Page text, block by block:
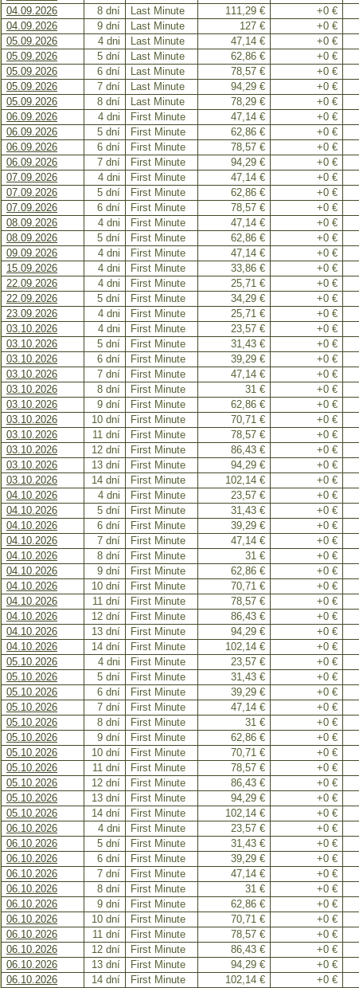
04.09.2026
8 dní Last Minute 111,29 €
+0 €
04.09.2026
9 dní Last Minute 127 €
+0 €
05.09.2026
4 dni Last Minute 47,14 €
+0 €
05.09.2026
5 dní Last Minute 62,86 €
+0 €
05.09.2026
6 dní Last Minute 78,57 €
+0 €
05.09.2026
7 dní Last Minute 94,29 €
+0 €
05.09.2026
8 dní Last Minute 78,29 €
+0 €
06.09.2026
4 dni First Minute 47,14 €
+0 €
06.09.2026
5 dní First Minute 62,86 €
+0 €
06.09.2026
6 dní First Minute 78,57 €
+0 €
06.09.2026
7 dní First Minute 94,29 €
+0 €
07.09.2026
4 dni First Minute 47,14 €
+0 €
07.09.2026
5 dní First Minute 62,86 €
+0 €
07.09.2026
6 dní First Minute 78,57 €
+0 €
08.09.2026
4 dni First Minute 47,14 €
+0 €
08.09.2026
5 dní First Minute 62,86 €
+0 €
09.09.2026
4 dni First Minute 47,14 €
+0 €
15.09.2026
4 dni First Minute 33,86 €
+0 €
22.09.2026
4 dni First Minute 25,71 €
+0 €
22.09.2026
5 dní First Minute 34,29 €
+0 €
23.09.2026
4 dni First Minute 25,71 €
+0 €
03.10.2026
4 dni First Minute 23,57 €
+0 €
03.10.2026
5 dní First Minute 31,43 €
+0 €
03.10.2026
6 dní First Minute 39,29 €
+0 €
03.10.2026
7 dní First Minute 47,14 €
+0 €
03.10.2026
8 dní First Minute 31 €
+0 €
03.10.2026
9 dní First Minute 62,86 €
+0 €
03.10.2026
10 dní First Minute 70,71 €
+0 €
03.10.2026
11 dní First Minute 78,57 €
+0 €
03.10.2026
12 dní First Minute 86,43 €
+0 €
03.10.2026
13 dní First Minute 94,29 €
+0 €
03.10.2026
14 dní First Minute 102,14 €
+0 €
04.10.2026
4 dni First Minute 23,57 €
+0 €
04.10.2026
5 dní First Minute 31,43 €
+0 €
04.10.2026
6 dní First Minute 39,29 €
+0 €
04.10.2026
7 dní First Minute 47,14 €
+0 €
04.10.2026
8 dní First Minute 31 €
+0 €
04.10.2026
9 dní First Minute 62,86 €
+0 €
04.10.2026
10 dní First Minute 70,71 €
+0 €
04.10.2026
11 dní First Minute 78,57 €
+0 €
04.10.2026
12 dní First Minute 86,43 €
+0 €
04.10.2026
13 dní First Minute 94,29 €
+0 €
04.10.2026
14 dní First Minute 102,14 €
+0 €
05.10.2026
4 dni First Minute 23,57 €
+0 €
05.10.2026
5 dní First Minute 31,43 €
+0 €
05.10.2026
6 dní First Minute 39,29 €
+0 €
05.10.2026
7 dní First Minute 47,14 €
+0 €
05.10.2026
8 dní First Minute 31 €
+0 €
05.10.2026
9 dní First Minute 62,86 €
+0 €
05.10.2026
10 dní First Minute 70,71 €
+0 €
05.10.2026
11 dní First Minute 78,57 €
+0 €
05.10.2026
12 dní First Minute 86,43 €
+0 €
05.10.2026
13 dní First Minute 94,29 €
+0 €
05.10.2026
14 dní First Minute 102,14 €
+0 €
06.10.2026
4 dni First Minute 23,57 €
+0 €
06.10.2026
5 dní First Minute 31,43 €
+0 €
06.10.2026
6 dní First Minute 39,29 €
+0 €
06.10.2026
7 dní First Minute 47,14 €
+0 €
06.10.2026
8 dní First Minute 31 €
+0 €
06.10.2026
9 dní First Minute 62,86 €
+0 €
06.10.2026
10 dní First Minute 70,71 €
+0 €
06.10.2026
11 dní First Minute 78,57 €
+0 €
06.10.2026
12 dní First Minute 86,43 €
+0 €
06.10.2026
13 dní First Minute 94,29 €
+0 €
06.10.2026
14 dní First Minute 102,14 €
+0 €